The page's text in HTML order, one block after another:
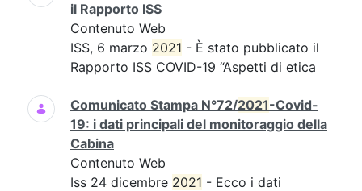
il Rapporto ISS
Contenuto Web
ISS, 6 marzo 2021 - È stato pubblicato il
Rapporto ISS COVID-19 “Aspetti di etica
Comunicato Stampa N°72/2021-Covid-
19: i dati principali del monitoraggio della
Cabina
Contenuto Web
Iss 24 dicembre 2021 - Ecco i dati